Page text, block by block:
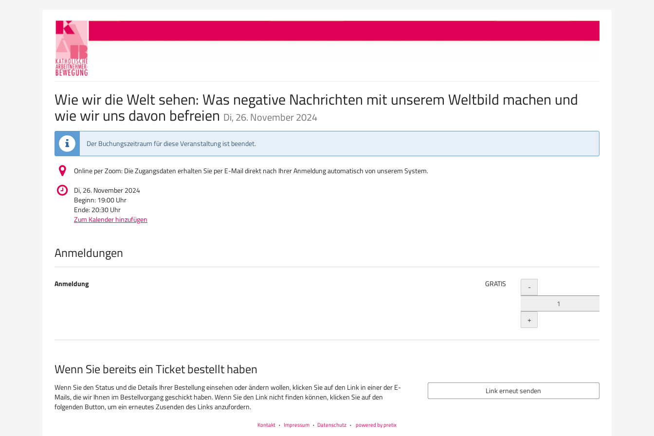
Wie wir die Welt sehen: Was negative Nachrichten mit unserem Weltbild machen und
wie wir uns davon befreien Di, 26. November 2024
Der Buchungszeitraum für diese Veranstaltung ist beendet.
Online per Zoom: Die Zugangsdaten erhalten Sie per E-Mail direkt nach Ihrer Anmeldung automatisch von unserem System.
Di, 26. November 2024
Beginn: 19:00Uhr
Ende: 20:30Uhr
Zum Kalender hinzufügen
Produkte
Anmeldungen
Anmeldung GRATIS Menge
-
+
Wenn Sie bereits ein Ticket bestellt haben
Wenn Sie den Status und die Details Ihrer Bestellung einsehen oder ändern wollen, klicken Sie auf den Link in einer der E-
Mails, die wir Ihnen im Bestellvorgang geschickt haben. Wenn Sie den Link nicht finden können, klicken Sie auf den
folgenden Button, um ein erneutes Zusenden des Links anzufordern.
Link erneut senden
Kontakt Impressum Datenschutz powered by pretix